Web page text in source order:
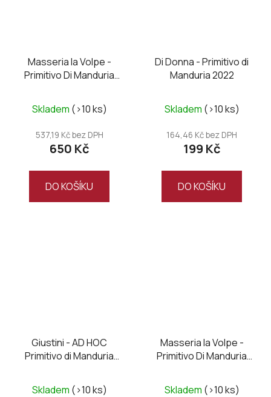
Masseria la Volpe -
Primitivo Di Manduria
Skladem (>10 ks)
537,19 Kč bez DPH
650 Kč
DO KOŠÍKU
Di Donna - Primitivo di
Manduria 2022
Skladem (>10 ks)
164,46 Kč bez DPH
199 Kč
DO KOŠÍKU
Giustini - AD HOC
Primitivo di Manduria
Skladem (>10 ks)
Masseria la Volpe -
Primitivo Di Manduria
,Magnum
Skladem (>10 ks)